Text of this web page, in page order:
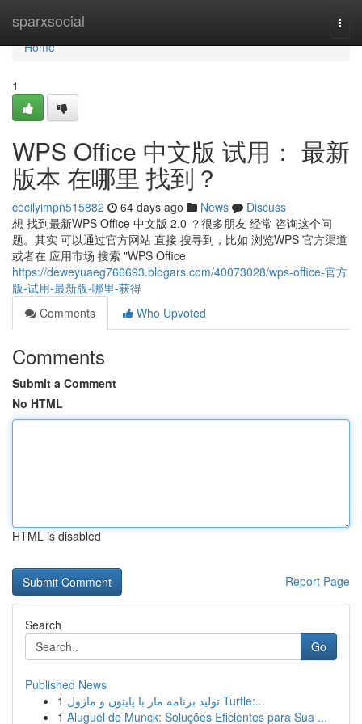
sparxsocial
Home
Home
1
WPS Office 中文版 试用： 最新
版本 在哪里 找到？
cecilyimpn515882 64 days ago News
Discuss
想 找到最新WPS Office 中文版 2.0 ？很多朋友 经常 咨询这个问
题。其实 可以通过官方网站 直接 搜寻到，比如 浏览WPS 官方渠道
或者在 应用市场 搜索 "WPS Office
https://deweyuaeg766693.blogars.com/40073028/wps-office-官方
版-试用-最新版-哪里-获得
Comments
Who Upvoted
Comments
Submit a Comment
No HTML
HTML is disabled
Report Page
Search
Go
Published News
1
تولید برنامه مار با پایتون و ماژول Turtle:...
1 Aluguel de Munck: Soluções Eficientes para Sua ...